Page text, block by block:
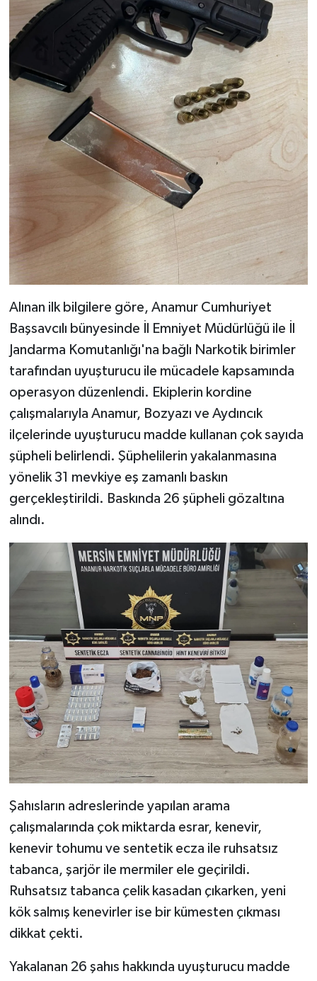
Alınan ilk bilgilere göre, Anamur Cumhuriyet
Başsavcılı bünyesinde İl Emniyet Müdürlüğü ile İl
Jandarma Komutanlığı'na bağlı Narkotik birimler
tarafından uyuşturucu ile mücadele kapsamında
operasyon düzenlendi. Ekiplerin kordine
çalışmalarıyla Anamur, Bozyazı ve Aydıncık
ilçelerinde uyuşturucu madde kullanan çok sayıda
şüpheli belirlendi. Şüphelilerin yakalanmasına
yönelik 31 mevkiye eş zamanlı baskın
gerçekleştirildi. Baskında 26 şüpheli gözaltına
alındı.
Şahısların adreslerinde yapılan arama
çalışmalarında çok miktarda esrar, kenevir,
kenevir tohumu ve sentetik ecza ile ruhsatsız
tabanca, şarjör ile mermiler ele geçirildi.
Ruhsatsız tabanca çelik kasadan çıkarken, yeni
kök salmış kenevirler ise bir kümesten çıkması
dikkat çekti.
Yakalanan 26 şahıs hakkında uyuşturucu madde